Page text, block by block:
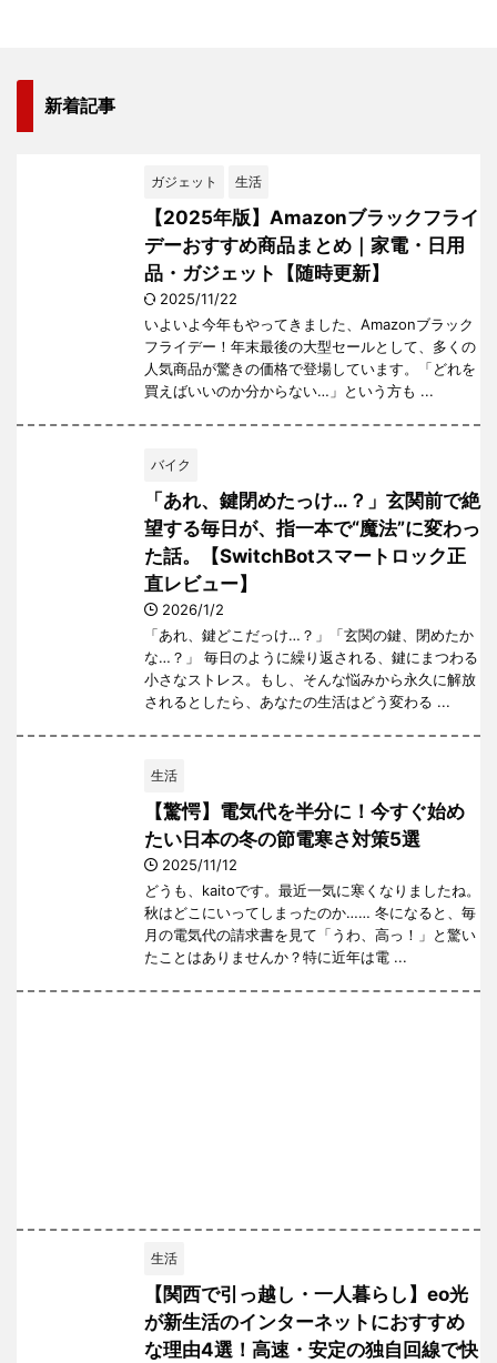
新着記事
ガジェット 生活
【2025年版】Amazonブラックフライ
デーおすすめ商品まとめ｜家電・日用
品・ガジェット【随時更新】
2025/11/22
いよいよ今年もやってきました、Amazonブラック
フライデー！年末最後の大型セールとして、多くの
人気商品が驚きの価格で登場しています。「どれを
買えばいいのか分からない…」という方も ...
バイク
「あれ、鍵閉めたっけ…？」玄関前で絶
望する毎日が、指一本で“魔法”に変わっ
た話。【SwitchBotスマートロック正
直レビュー】
2026/1/2
「あれ、鍵どこだっけ…？」「玄関の鍵、閉めたか
な…？」 毎日のように繰り返される、鍵にまつわる
小さなストレス。もし、そんな悩みから永久に解放
されるとしたら、あなたの生活はどう変わる ...
生活
【驚愕】電気代を半分に！今すぐ始め
たい日本の冬の節電寒さ対策5選
2025/11/12
どうも、kaitoです。最近一気に寒くなりましたね。
秋はどこにいってしまったのか…… 冬になると、毎
月の電気代の請求書を見て「うわ、高っ！」と驚い
たことはありませんか？特に近年は電 ...
生活
【関西で引っ越し・一人暮らし】eo光
が新生活のインターネットにおすすめ
な理由4選！高速・安定の独自回線で快